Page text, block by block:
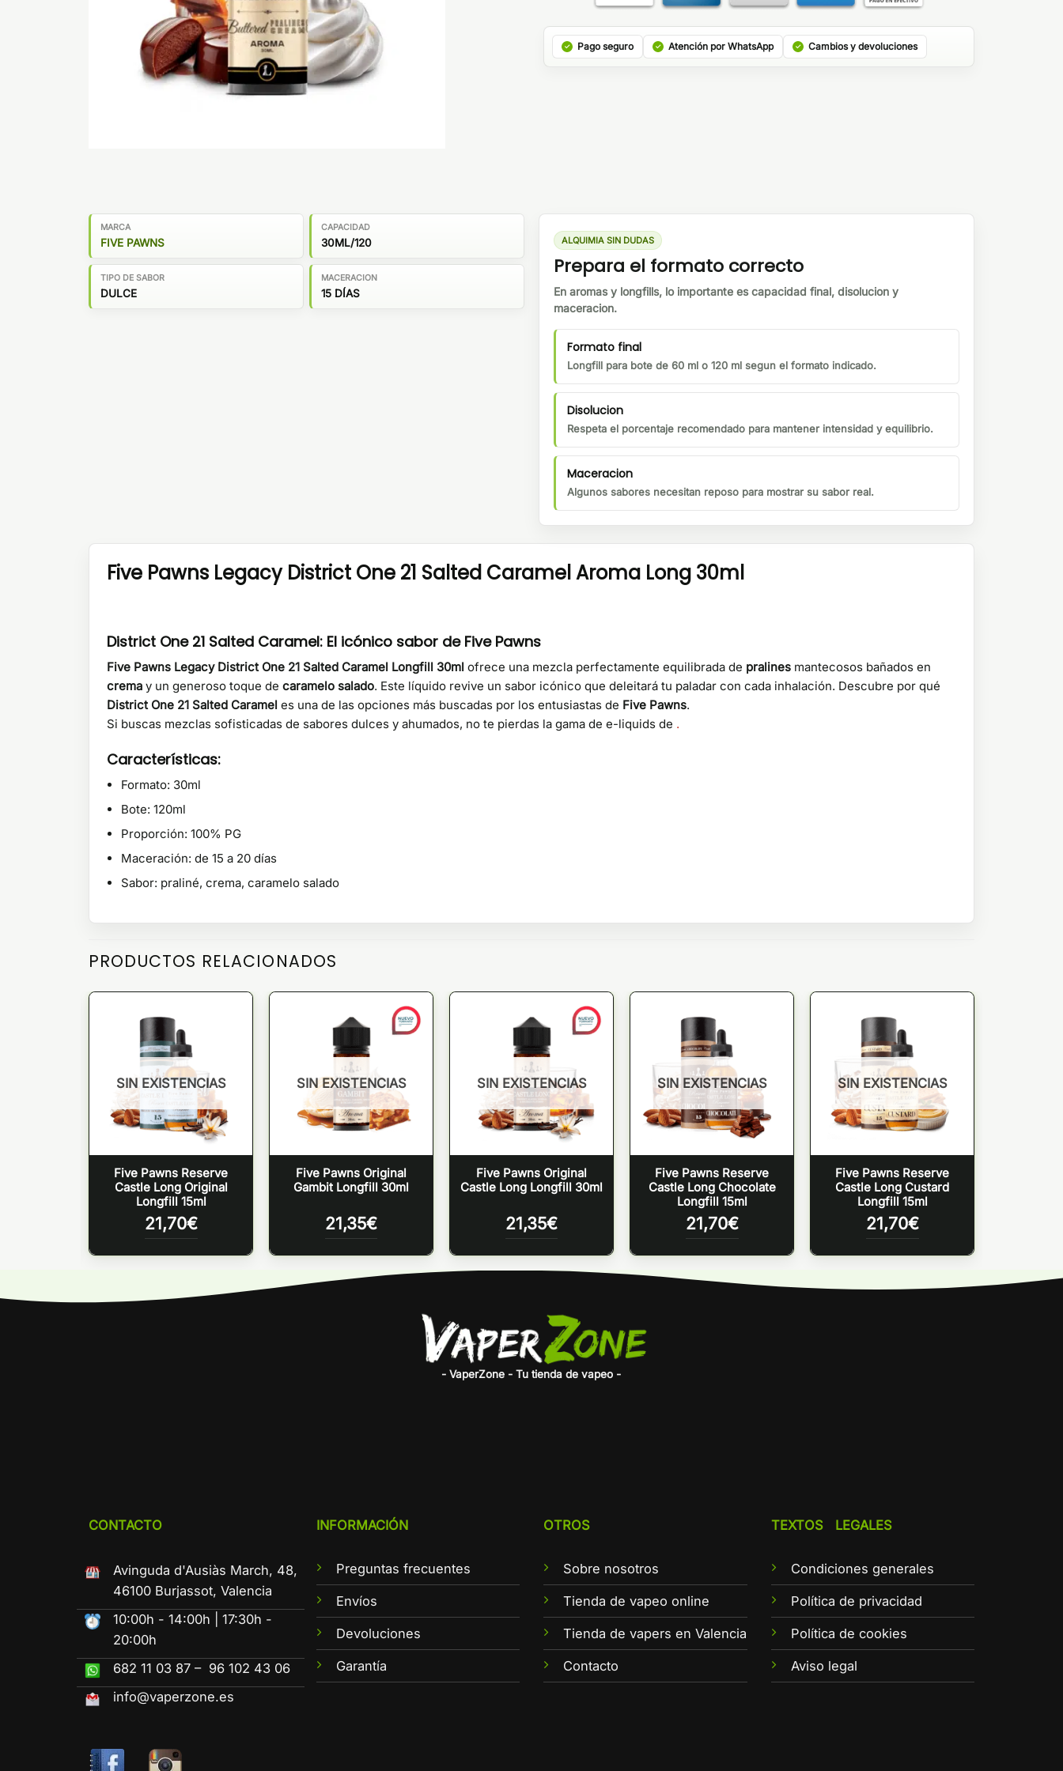
Pago seguro Atención por WhatsApp Cambios y devoluciones
MARCA
FIVE PAWNS
CAPACIDAD
30ML/120
TIPO DE SABOR
DULCE
MACERACION
15 DÍAS
ALQUIMIA SIN DUDAS
Prepara el formato correcto
En aromas y longfills, lo importante es capacidad final, disolucion y
maceracion.
Formato final
Longfill para bote de 60 ml o 120 ml segun el formato indicado.
Disolucion
Respeta el porcentaje recomendado para mantener intensidad y equilibrio.
Maceracion
Algunos sabores necesitan reposo para mostrar su sabor real.
Five Pawns Legacy District One 21 Salted Caramel Aroma Long 30ml
District One 21 Salted Caramel: El icónico sabor de Five Pawns
Five Pawns Legacy District One 21 Salted Caramel Longfill 30ml ofrece una mezcla perfectamente equilibrada de pralines mantecosos bañados en
crema y un generoso toque de caramelo salado. Este líquido revive un sabor icónico que deleitará tu paladar con cada inhalación. Descubre por qué
District One 21 Salted Caramel es una de las opciones más buscadas por los entusiastas de Five Pawns.
Si buscas mezclas sofisticadas de sabores dulces y ahumados, no te pierdas la gama de e-liquids de .
Características:
Formato: 30ml
Bote: 120ml
Proporción: 100% PG
Maceración: de 15 a 20 días
Sabor: praliné, crema, caramelo salado
PRODUCTOS RELACIONADOS
SIN EXISTENCIAS
Five Pawns Reserve
Castle Long Original
Longfill 15ml
21,70€
SIN EXISTENCIAS
Five Pawns Original
Gambit Longfill 30ml
21,35€
SIN EXISTENCIAS
Five Pawns Original
Castle Long Longfill 30ml
21,35€
SIN EXISTENCIAS
Five Pawns Reserve
Castle Long Chocolate
Longfill 15ml
21,70€
SIN EXISTENCIAS
Five Pawns Reserve
Castle Long Custard
Longfill 15ml
21,70€
- VaperZone - Tu tienda de vapeo -
CONTACTO
Avinguda d'Ausiàs March, 48,
46100 Burjassot, Valencia
10:00h - 14:00h | 17:30h -
20:00h
682 11 03 87 – 96 102 43 06
info@vaperzone.es
INFORMACIÓN
Preguntas frecuentes
Envíos
Devoluciones
Garantía
OTROS
Sobre nosotros
Tienda de vapeo online
Tienda de vapers en Valencia
Contacto
TEXTOS LEGALES
Condiciones generales
Política de privacidad
Política de cookies
Aviso legal